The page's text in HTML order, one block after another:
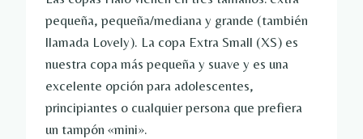
pequeña, pequeña/mediana y grande (también
llamada Lovely). La copa Extra Small (XS) es
nuestra copa más pequeña y suave y es una
excelente opción para adolescentes,
principiantes o cualquier persona que prefiera
un tampón «mini».